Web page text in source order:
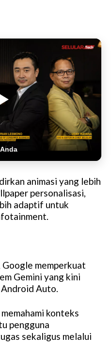
animasi yang lebih
personalisasi,
adaptif untuk
Google memperkuat
Gemini yang kini
Auto.
konteks
pengguna
sekaligus melalui